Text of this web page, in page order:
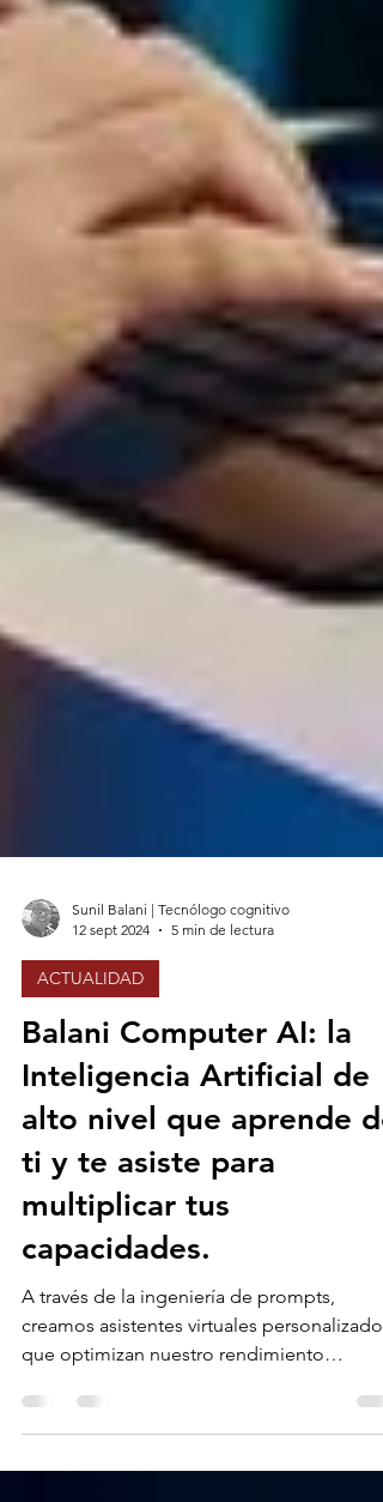
Sunil Balani | Tecnólogo cognitivo
ACTUALIDAD
Balani Computer AI: la
Inteligencia Artificial de
alto nivel que aprende de
ti y te asiste para
multiplicar tus
capacidades.
creamos asistentes virtuales personalizados
que optimizan nuestro rendimiento
académico y profesional